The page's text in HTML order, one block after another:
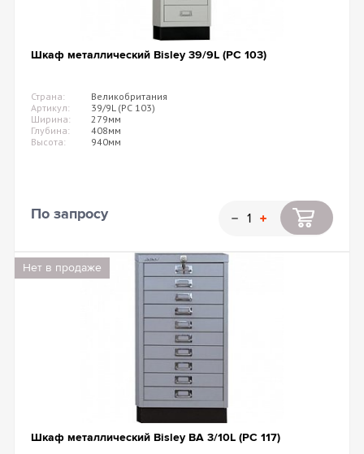
Шкаф металлический Bisley 39/9L (PC 103)
Страна:
Великобритания
Артикул:
39/9L (PC 103)
Ширина:
279мм
Глубина:
408мм
Высота:
940мм
По запросу
Нет в продаже
Шкаф металлический Bisley BA 3/10L (PC 117)